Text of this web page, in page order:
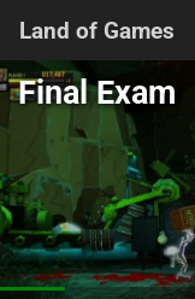
Land of Games
Final Exam